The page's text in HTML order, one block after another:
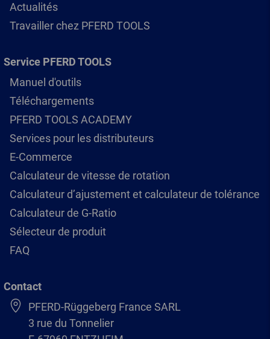
Actualités
Travailler chez PFERD TOOLS
Service PFERD TOOLS
Manuel d'outils
Téléchargements
PFERD TOOLS ACADEMY
Services pour les distributeurs
E-Commerce
Calculateur de vitesse de rotation
Calculateur d’ajustement et calculateur de tolérance
Calculateur de G-Ratio
Sélecteur de produit
FAQ
Contact
PFERD-Rüggeberg France SARL
3 rue du Tonnelier